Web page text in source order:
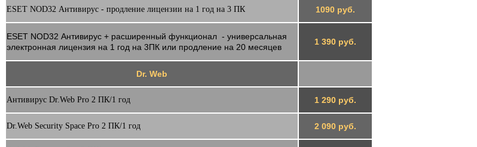
ESET NOD32 Антивирус - продление лицензии на 1 год на 3 ПК 1090 руб.
ESET NOD32 Антивирус + расширенный функционал - универсальная
электронная лицензия на 1 год на 3ПК или продление на 20 месяцев
1 390 руб.
Dr. Web
Антивирус Dr.Web Pro 2 ПК/1 год 1 290 руб.
Dr.Web Security Space Pro 2 ПК/1 год 2 090 руб.